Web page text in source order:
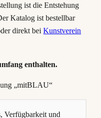
ist die Entstehung
Katalog ist bestellbar
direkt beiKunstverein
enthalten.
Verfügbarkeit und